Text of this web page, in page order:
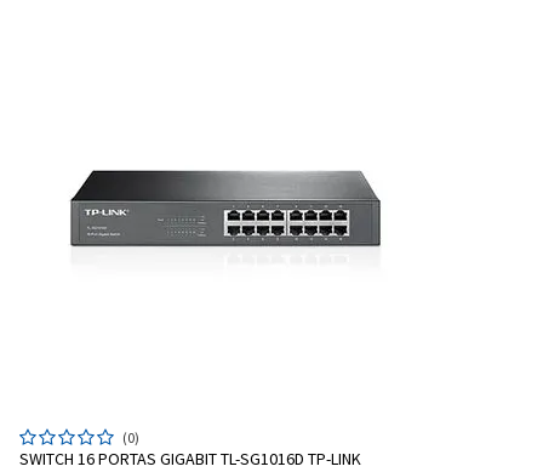
(0)
SWITCH 16 PORTAS GIGABIT TL-SG1016D TP-LINK